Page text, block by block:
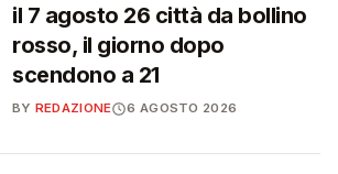
il 7 agosto 26 città da bollino
rosso, il giorno dopo
scendono a 21
BY REDAZIONE 6 AGOSTO 2026